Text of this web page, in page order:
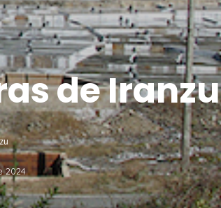
de Iranzu
2024